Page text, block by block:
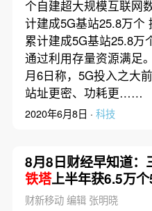
个自建超大规模互联网
计建成5G基站25.8万个
累计建成5G基站25.8万
通过利用存量资源满足。
月6日称，5G投入之大
站址更密、功耗更……
2020年6月8日 · 科技
8月8日财经早知道：
铁塔上半年获6.5万
财新移动 编辑 张明晓